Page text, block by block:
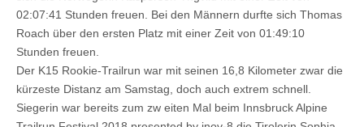
02:07:41 Stunden freuen. Bei den Männern durfte sich Thomas
Roach über den ersten Platz mit einer Zeit von 01:49:10
Stunden freuen.
Der K15 Rookie-Trailrun war mit seinen 16,8 Kilometer zwar die
kürzeste Distanz am Samstag, doch auch extrem schnell.
Siegerin war bereits zum zw eiten Mal beim Innsbruck Alpine